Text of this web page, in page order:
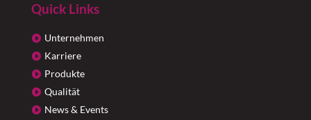
Quick Links
Unternehmen
Karriere
Produkte
Qualität
News & Events